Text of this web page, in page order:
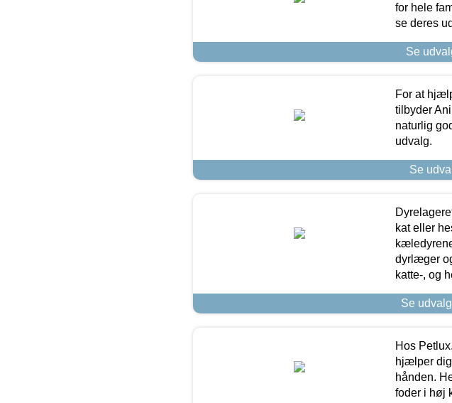
for hele
se deres
Se
For at
tilbyder
naturlig
udvalg.
Se
kat eller
dyrlæger
katte-, og
Se
Hos
hjælper dig
hånden.
foder i høj